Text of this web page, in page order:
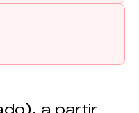
a partir